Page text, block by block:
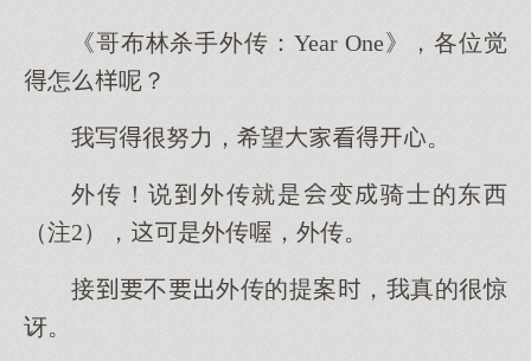
《哥布林杀手外传：Year One》，各位觉
怎呢？
我写很努力，希望。
外传！说外传就是变骑士的东西
（注2），是外传喔，外传。
接不外传的提案，我真的很惊
讶。